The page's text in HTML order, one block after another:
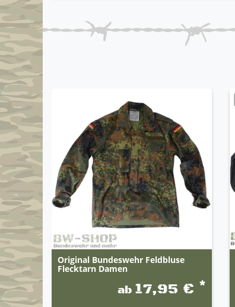
Original Bundeswehr Feldbluse
Flecktarn Damen
ab 17,95 € *